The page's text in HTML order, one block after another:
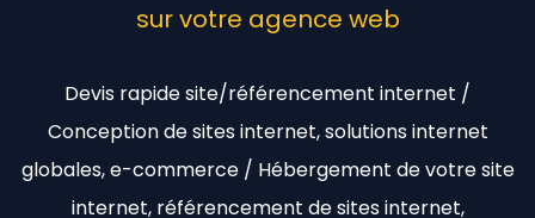
sur votre agence web
Devis rapide site/référencement internet /
Conception de sites internet, solutions internet
globales, e-commerce / Hébergement de votre site
internet, référencement de sites internet,